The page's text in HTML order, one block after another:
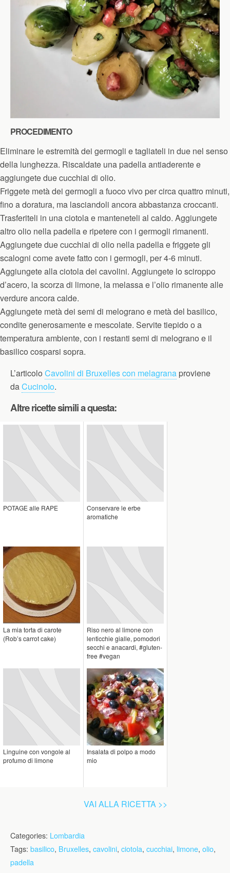
PROCEDIMENTO
Eliminare le estremità dei germogli e tagliateli in due nel senso
della lunghezza. Riscaldate una padella antiaderente e
aggiungete due cucchiai di olio.
Friggete metà dei germogli a fuoco vivo per circa quattro minuti,
fino a doratura, ma lasciandoli ancora abbastanza croccanti.
Trasferiteli in una ciotola e manteneteli al caldo. Aggiungete
altro olio nella padella e ripetere con i germogli rimanenti.
Aggiungete due cucchiai di olio nella padella e friggete gli
scalogni come avete fatto con i germogli, per 4-6 minuti.
Aggiungete alla ciotola dei cavolini. Aggiungete lo sciroppo
d’acero, la scorza di limone, la melassa e l’olio rimanente alle
verdure ancora calde.
Aggiungete metà dei semi di melograno e metà del basilico,
condite generosamente e mescolate. Servite tiepido o a
temperatura ambiente, con i restanti semi di melograno e il
basilico cosparsi sopra.
L’articolo Cavolini di Bruxelles con melagrana proviene
daCucinoIo.
Altre ricette simili a questa:
POTAGE alle RAPE
Conservare le erbe
aromatiche
La mia torta di carote
(Rob’s carrot cake)
Riso nero al limone con
lenticchie gialle, pomodori
secchi e anacardi, #gluten-
free #vegan
Linguine con vongole al
profumo di limone
Insalata di polpo a modo
mio
VAI ALLA RICETTA >>
Categories: Lombardia
Tags: basilico, Bruxelles, cavolini, ciotola, cucchiai, limone, olio,
padella